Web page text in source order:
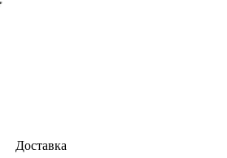
Доставка